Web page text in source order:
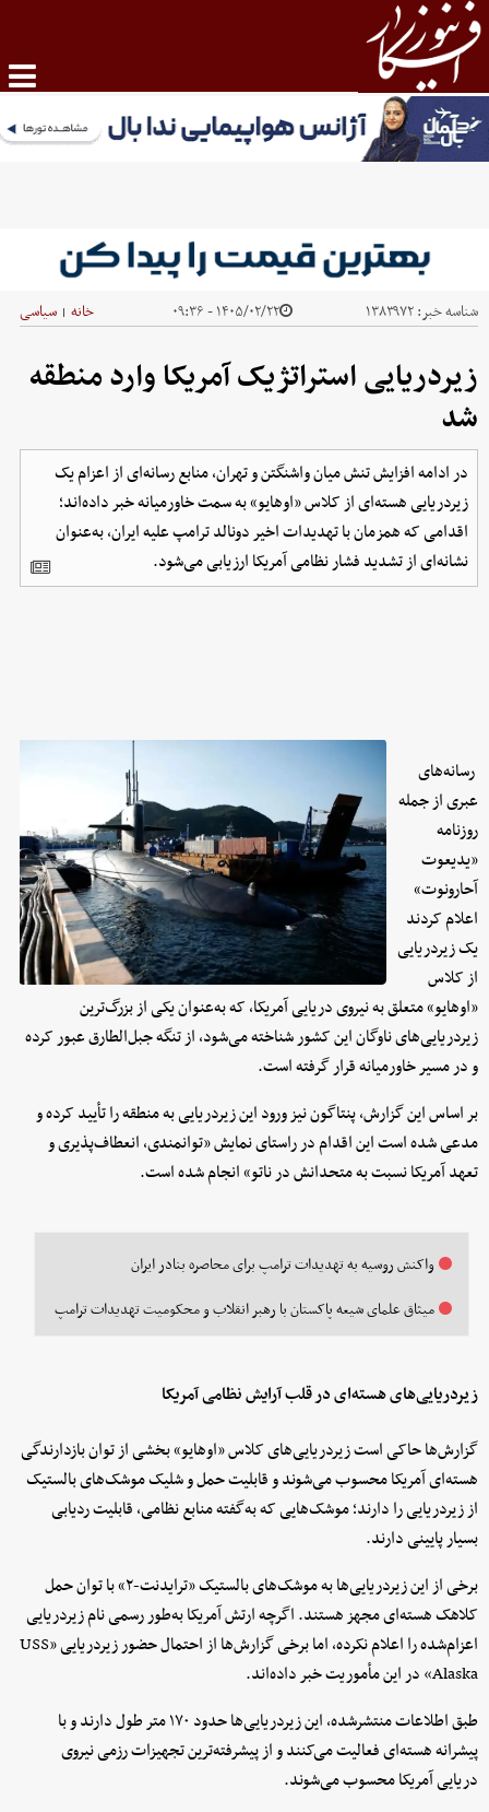
شناسه خبر:۱۳۸۳۹۷۲ ۱۴۰۵/۰۲/۲۲ - ۰۹:۳۶ خانه | سیاسی
زیردریایی استراتژیک آمریکا وارد منطقه
شد
در ادامه افزایش تنش میان واشنگتن و تهران، منابع رسانه‌ای از اعزام یک
زیردریایی هسته‌ای از کلاس «اوهایو» به سمت خاورمیانه خبر داده‌اند؛
اقدامی که همزمان با تهدیدات اخیر دونالد ترامپ علیه ایران، به‌عنوان
نشانه‌ای از تشدید فشار نظامی آمریکا ارزیابی می‌شود.
رسانه‌های
عبری از جمله
روزنامه
«یدیعوت
آحارونوت»
اعلام کردند
یک زیردریایی
از کلاس
«اوهایو» متعلق به نیروی دریایی آمریکا، که به‌عنوان یکی از بزرگ‌ترین
زیردریایی‌های ناوگان این کشور شناخته می‌شود، از تنگه جبل‌الطارق عبور کرده
و در مسیر خاورمیانه قرار گرفته است.
بر اساس این گزارش، پنتاگون نیز ورود این زیردریایی به منطقه را تأیید کرده و
مدعی شده است این اقدام در راستای نمایش «توانمندی، انعطاف‌پذیری و
تعهد آمریکا نسبت به متحدانش در ناتو» انجام شده است.
واکنش روسیه به تهدیدات ترامپ برای محاصره بنادر ایران
میثاق علمای شیعه پاکستان با رهبر انقلاب و محکومیت تهدیدات ترامپ
زیردریایی‌های هسته‌ای در قلب آرایش نظامی آمریکا
گزارش‌ها حاکی است زیردریایی‌های کلاس «اوهایو» بخشی از توان بازدارندگی
هسته‌ای آمریکا محسوب می‌شوند و قابلیت حمل و شلیک موشک‌های بالستیک
از زیردریایی را دارند؛ موشک‌هایی که به‌گفته منابع نظامی، قابلیت ردیابی
بسیار پایینی دارند.
برخی از این زیردریایی‌ها به موشک‌های بالستیک «ترایدنت-۲» با توان حمل
کلاهک هسته‌ای مجهز هستند. اگرچه ارتش آمریکا به‌طور رسمی نام زیردریایی
اعزام‌شده را اعلام نکرده، اما برخی گزارش‌ها از احتمال حضور زیردریایی «USS
Alaska» در این مأموریت خبر داده‌اند.
طبق اطلاعات منتشرشده، این زیردریایی‌ها حدود ۱۷۰ متر طول دارند و با
پیشرانه هسته‌ای فعالیت می‌کنند و از پیشرفته‌ترین تجهیزات رزمی نیروی
دریایی آمریکا محسوب می‌شوند.